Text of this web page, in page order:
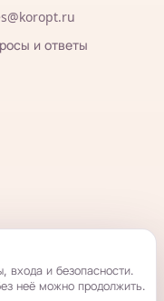
и ответы
входа и безопасности.
неё можно продолжить.